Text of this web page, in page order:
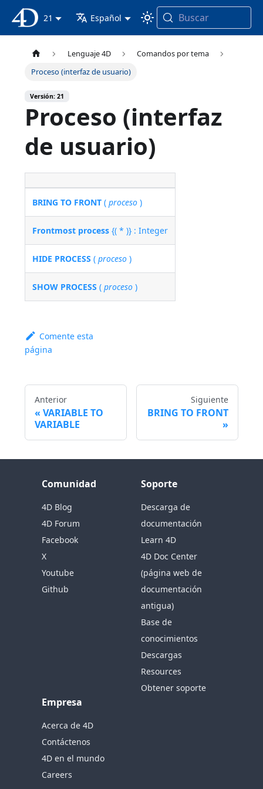
Documentación 4D
21 Español Buscar
Lenguaje 4D
Comandos por tema
Proceso (interfaz de usuario)
Versión: 21
Proceso (interfaz
de usuario)
BRING TO FRONT (proceso )
Frontmost process {( * )} : Integer
HIDE PROCESS (proceso )
SHOW PROCESS (proceso )
Comente esta
página
Anterior
VARIABLE TO
VARIABLE
Siguiente
BRING TO FRONT
Comunidad
4D Blog
4D Forum
Facebook
X
Youtube
Github
Soporte
Descarga de
documentación
Learn 4D
4D Doc Center
(página web de
documentación
antigua)
Base de
conocimientos
Descargas
Resources
Obtener soporte
Empresa
Acerca de 4D
Contáctenos
4D en el mundo
Careers